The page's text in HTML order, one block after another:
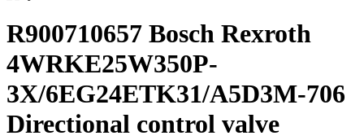
R900710657 Bosch Rexroth
4WRKE25W350P-
3X/6EG24ETK31/A5D3M-706
Directional control valve